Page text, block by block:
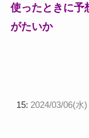
使ったときに予
がたいか
15: 2024/03/06(水